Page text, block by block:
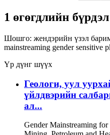
1 өгөгдлийн
Шошго: жендэрийн үзэл
mainstreaming gender sensitive
Үр дүнг шүүх
Геологи, уул
үйлдвэрийн
ал...
Gender Mainstreaming